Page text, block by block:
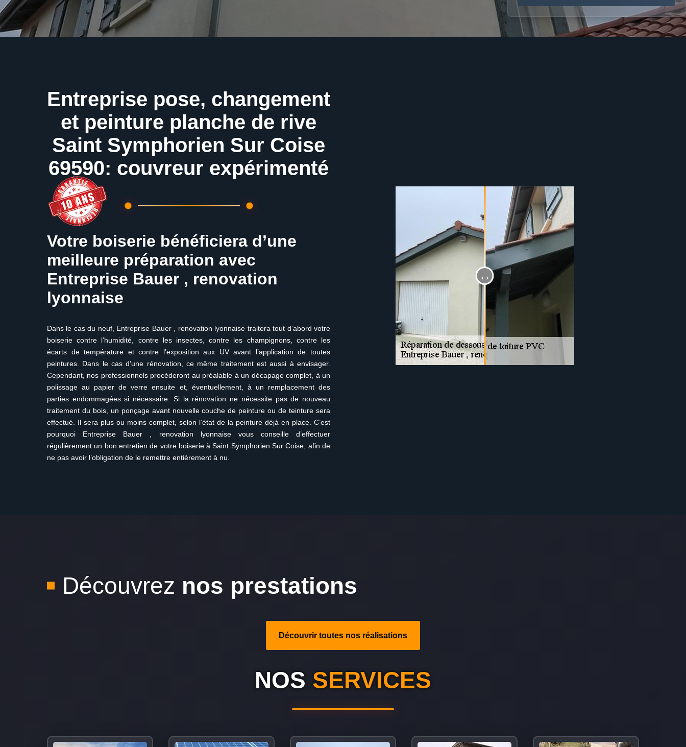
Entreprise pose, changement
et peinture planche de rive
Saint Symphorien Sur Coise
69590: couvreur expérimenté
Votre boiserie bénéficiera d’une
meilleure préparation avec
Entreprise Bauer , renovation
lyonnaise
Dans le cas du neuf, Entreprise Bauer , renovation lyonnaise traitera tout d’abord votre
boiserie contre l’humidité, contre les insectes, contre les champignons, contre les
écarts de température et contre l’exposition aux UV avant l’application de toutes
peintures. Dans le cas d’une rénovation, ce même traitement est aussi à envisager.
Cependant, nos professionnels procèderont au préalable à un décapage complet, à un
polissage au papier de verre ensuite et, éventuellement, à un remplacement des
parties endommagées si nécessaire. Si la rénovation ne nécessite pas de nouveau
traitement du bois, un ponçage avant nouvelle couche de peinture ou de teinture sera
effectué. Il sera plus ou moins complet, selon l’état de la peinture déjà en place. C’est
pourquoi Entreprise Bauer , renovation lyonnaise vous conseille d’effectuer
régulièrement un bon entretien de votre boiserie à Saint Symphorien Sur Coise, afin de
ne pas avoir l’obligation de le remettre entièrement à nu.
Découvrez nos prestations
Découvrir toutes nos réalisations
NOS SERVICES